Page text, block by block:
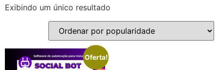
Exibindo um único resultado
Oferta!